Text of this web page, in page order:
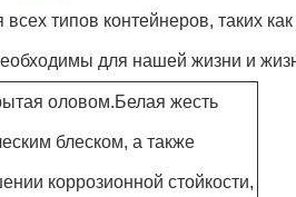
типов контейнеров, таких
для нашей жизни и
оловом.Белая жесть
блеском, а также
коррозионной стойкости,